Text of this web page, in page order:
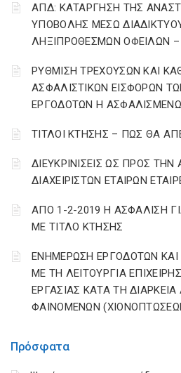
Πρόσφατα
ΑΠΔ: ΚΑΤΑΡΓΗΣΗ ΤΗΣ
ΥΠΟΒΟΛΗΣ ΜΕΣΩ
ΛΗΞΙΠΡΟΘΕΣΜΩΝ ΟΦΕΙΛΩΝ –
ΡΥΘΜΙΣΗ ΤΡΕΧΟΥΣΩΝ ΚΑΙ
ΑΣΦΑΛΙΣΤΙΚΩΝ ΕΙΣΦΟΡΩΝ
ΕΡΓΟΔΟΤΩΝ Η
ΤΙΤΛΟΙ ΚΤΗΣΗΣ – ΠΩΣ ΘΑ
ΔΙΕΥΚΡΙΝΙΣΕΙΣ ΩΣ ΠΡΟΣ ΤΗΝ
ΔΙΑΧΕΙΡΙΣΤΩΝ ΕΤΑΙΡΩΝ
ΑΠΟ 1-2-2019 Η ΑΣΦΑΛΙΣΗ
ΜΕ ΤΙΤΛΟ ΚΤΗΣΗΣ
ΕΝΗΜΕΡΩΣΗ ΕΡΓΟΔΟΤΩΝ
ΜΕ ΤΗ ΛΕΙΤΟΥΡΓΙΑ
ΕΡΓΑΣΙΑΣ ΚΑΤΑ ΤΗ ΔΙΑΡΚΕΙΑ
ΦΑΙΝΟΜΕΝΩΝ